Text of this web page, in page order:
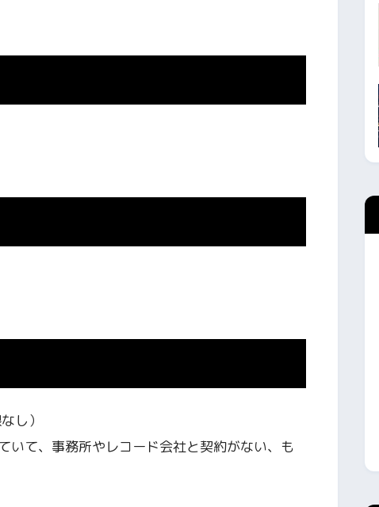
し）
いて、事務所やレコード会社と契約がない、も